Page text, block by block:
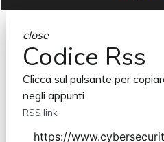
close
Codice Rss
Clicca sul pulsante per
negli appunti.
RSS link